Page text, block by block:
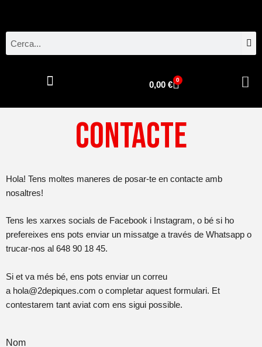
contingut
Menu 0,00 € 0
Cistella
Contacte
Hola! Tens moltes maneres de posar-te en contacte amb
nosaltres!
Tens les xarxes socials de Facebook i Instagram, o bé si ho
prefereixes ens pots enviar un missatge a través de Whatsapp o
trucar-nos al 648 90 18 45.
Si et va més bé, ens pots enviar un correu
a hola@2depiques.com o completar aquest formulari. Et
contestarem tant aviat com ens sigui possible.
Nom